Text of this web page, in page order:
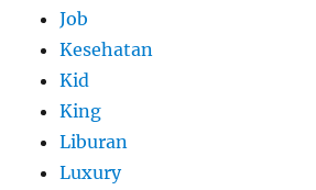
Job
Kesehatan
Kid
King
Liburan
Luxury